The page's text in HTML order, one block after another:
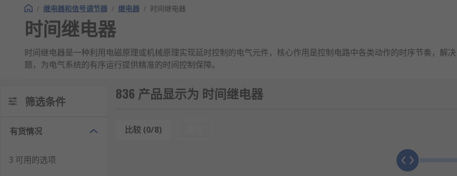
/ 继电器和信号调节器 / 继电器 / 时间继电器
时间继电器
时间继电器是一种利用电磁原理或机械原理实现延时控制的电气元件，核心作用是控制电路中各类动作的时序节奏，解
题，为电气系统的有序运行提供精准的时间控制保障。
的工作逻辑本质是 “接收触发信号→内部延时计时→到达设定时间→输出控制信号” 的循环：当输入端接收到
的延时时间进行计时，计时结束后通过输出端向后续电路发送通断信号，驱动执行元件完成相应动作，实现电路动作的时
时间继电器功能
延时接通电路：在电路启动后，按设定时间延迟接通指定回路，实现负载的延时启动，避免多个元件同时启动造成
延时断开电路：电路正常工作时保持回路接通，接收停止信号后，按设定时间延迟断开回路，为设备停机后的余温
筛选条件
有货情况
3 可用的选项
836 产品显示为 时间继电器
比较 (0/8)